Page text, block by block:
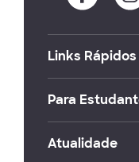
Links Rápidos
Para
Atualidade